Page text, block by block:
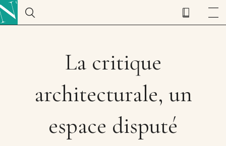
La critique
architecturale, un
espace disputé